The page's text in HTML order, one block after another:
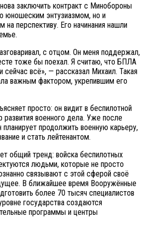
заключить контракт с Минобороны
юношеским энтузиазмом, но и
на перспективу. Его начинания нашли
с отцом. Он меня поддержал,
тоже бы поехал. Я считаю, что БПЛА
всё», — рассказал Михаил. Такая
важным фактором, укрепившим его
просто: он видит в беспилотной
развития военного дела. Уже после
планирует продолжить военную карьеру,
и стать лейтенантом.
общий тренд: войска беспилотных
людьми, которые не просто
связывают с этой сферой своё
В ближайшее время Вооружённые
более 70 тысяч специалистов
государства создаются
программы и центры